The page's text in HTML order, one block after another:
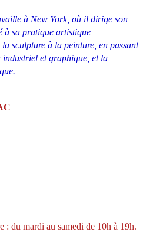
à New York, où il dirige son
à sa pratique artistique
sculpture à la peinture, en passant
et graphique, et la
: du mardi au samedi de 10h à 19h.